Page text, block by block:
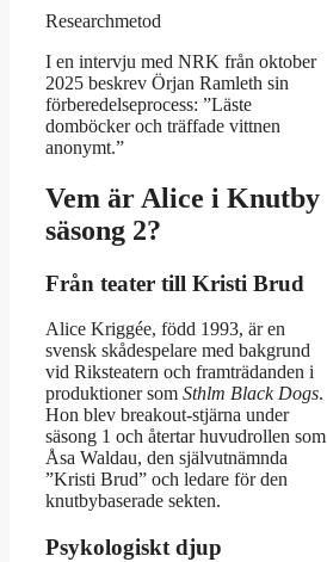
Researchmetod
I en intervju med NRK från oktober
2025 beskrev Örjan Ramleth sin
förberedelseprocess: ”Läste
domböcker och träffade vittnen
anonymt.”
Vem är Alice i Knutby
säsong 2?
Från teater till Kristi Brud
Alice Kriggée, född 1993, är en
svensk skådespelare med bakgrund
vid Riksteatern och framträdanden i
produktioner som Sthlm Black Dogs.
Hon blev breakout-stjärna under
säsong 1 och återtar huvudrollen som
Åsa Waldau, den självutnämnda
”Kristi Brud” och ledare för den
knutbybaserade sekten.
Psykologiskt djup